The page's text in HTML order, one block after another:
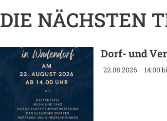
DIE NÄCHSTEN
Dorf- und
22.08.2026 14:00